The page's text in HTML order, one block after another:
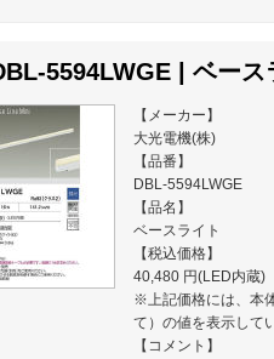
5594LWGE | ベース
【メーカー】
大光電機(株)
【品番】
DBL-5594LWGE
【品名】
ベースライト
【税込価格】
40,480 円(LED内蔵)
※上記価格には、本
て）の値を表示して
【コメント】